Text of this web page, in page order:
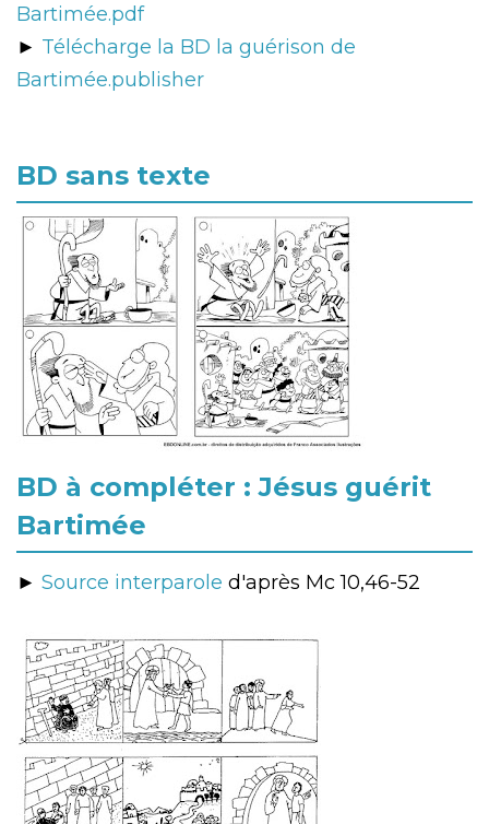
Bartimée.pdf
► Télécharge la BD la guérison de
Bartimée.publisher
BD sans texte
BD à compléter : Jésus guérit
Bartimée
► Source interparole d'après Mc 10,46-52